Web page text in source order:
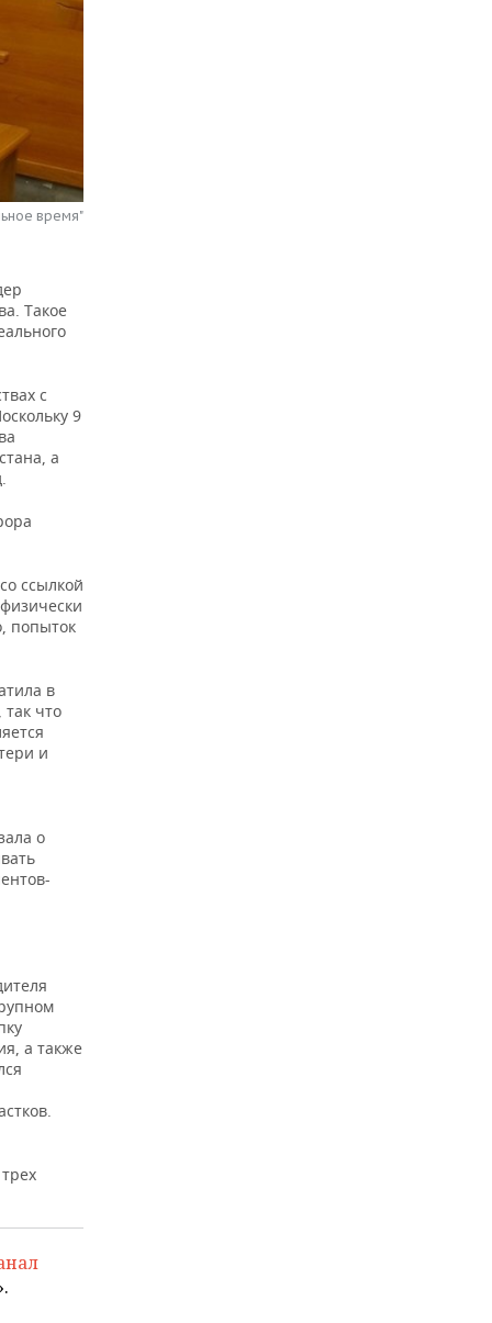
время"
Такое
с
9
а
ссылкой
попыток
в
что
и
о
а также